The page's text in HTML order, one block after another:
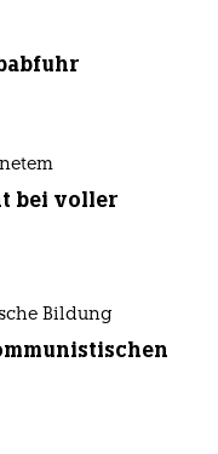
bei voller
Bildung